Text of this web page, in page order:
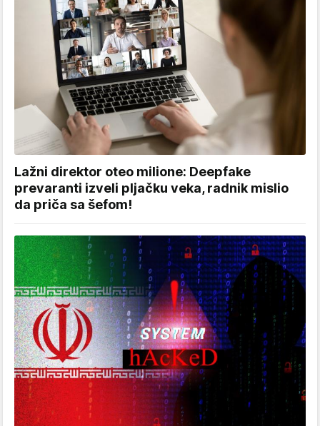
Lažni direktor oteo milione: Deepfake
prevaranti izveli pljačku veka, radnik mislio
da priča sa šefom!